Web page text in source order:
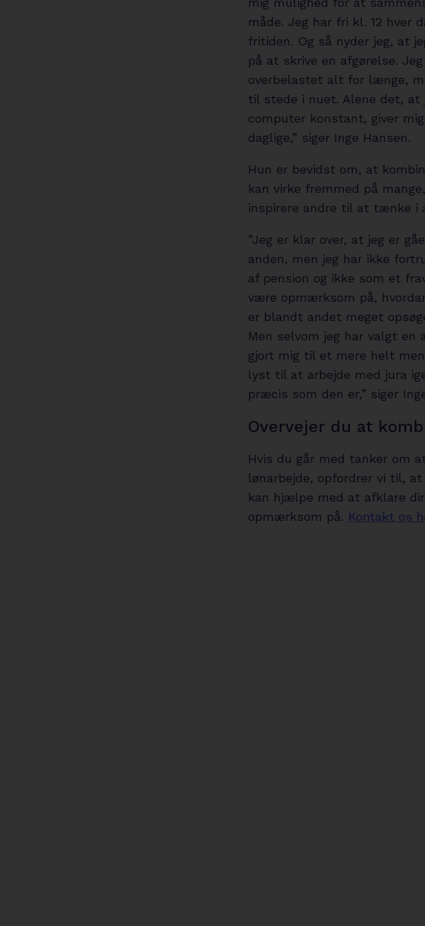
måde. Jeg har fri kl. 12 hver
fritiden. Og så nyder jeg, at
på at skrive en afgørelse.
overbelastet alt for længe,
til stede i nuet. Alene det, at
computer konstant, giver
daglige,” siger Inge Hansen.
Hun er bevidst om, at
kan virke fremmed på
inspirere andre til at tænke i
”Jeg er klar over, at jeg er
anden, men jeg har ikke
af pension og ikke som et
være opmærksom på,
er blandt andet meget
Men selvom jeg har valgt en
gjort mig til et mere helt
lyst til at arbejde med jura
præcis som den er,” siger
Overvejer du at
Hvis du går med tanker om
lønarbejde, opfordrer vi til,
kan hjælpe med at afklare
opmærksom på. Kontakt os